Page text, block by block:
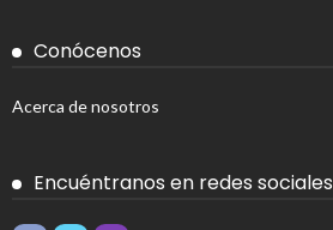
Conócenos
Acerca de nosotros
Encuéntranos en redes sociales